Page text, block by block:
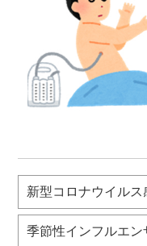
新型コロナウイル
季節性インフルエ